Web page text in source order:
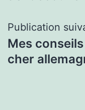
de
l’article
Publication
Mes
cher